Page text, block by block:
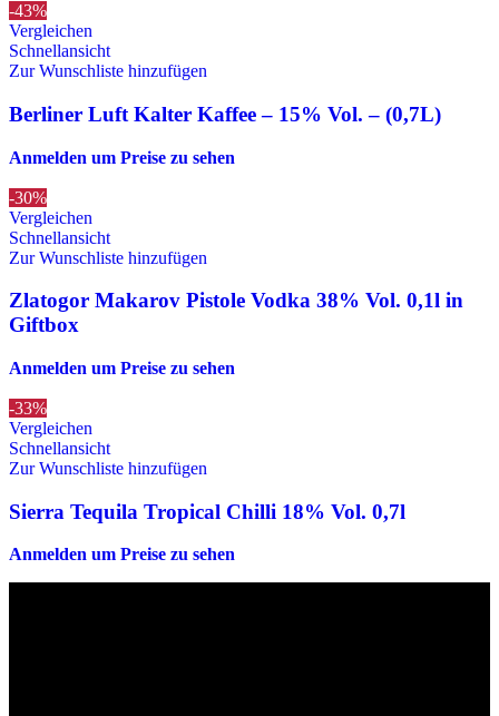
-43%
Vergleichen
Schnellansicht
Zur Wunschliste hinzufügen
Berliner Luft Kalter Kaffee – 15% Vol. – (0,7L)
Anmelden um Preise zu sehen
-30%
Vergleichen
Schnellansicht
Zur Wunschliste hinzufügen
Zlatogor Makarov Pistole Vodka 38% Vol. 0,1l in
Giftbox
Anmelden um Preise zu sehen
-33%
Vergleichen
Schnellansicht
Zur Wunschliste hinzufügen
Sierra Tequila Tropical Chilli 18% Vol. 0,7l
Anmelden um Preise zu sehen